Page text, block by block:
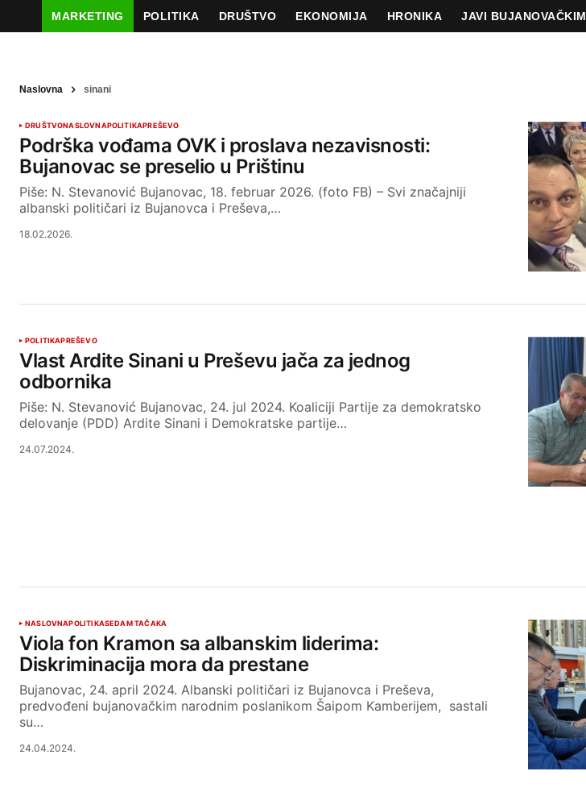
MARKETING POLITIKA DRUŠTVO EKONOMIJA HRONIKA JAVI BUJANOVAČKIM
Naslovna sinani
DRUŠTVONASLOVNAPOLITIKAPREŠEVO
Podrška vođama OVK i proslava nezavisnosti:
Bujanovac se preselio u Prištinu
Piše: N. Stevanović Bujanovac, 18. februar 2026. (foto FB) – Svi značajniji
albanski političari iz Bujanovca i Preševa,…
18.02.2026.
POLITIKAPREŠEVO
Vlast Ardite Sinani u Preševu jača za jednog
odbornika
Piše: N. Stevanović Bujanovac, 24. jul 2024. Koaliciji Partije za demokratsko
delovanje (PDD) Ardite Sinani i Demokratske partije…
24.07.2024.
NASLOVNAPOLITIKASEDAM TAČAKA
Viola fon Kramon sa albanskim liderima:
Diskriminacija mora da prestane
Bujanovac, 24. april 2024. Albanski političari iz Bujanovca i Preševa,
predvođeni bujanovačkim narodnim poslanikom Šaipom Kamberijem, sastali
su…
24.04.2024.